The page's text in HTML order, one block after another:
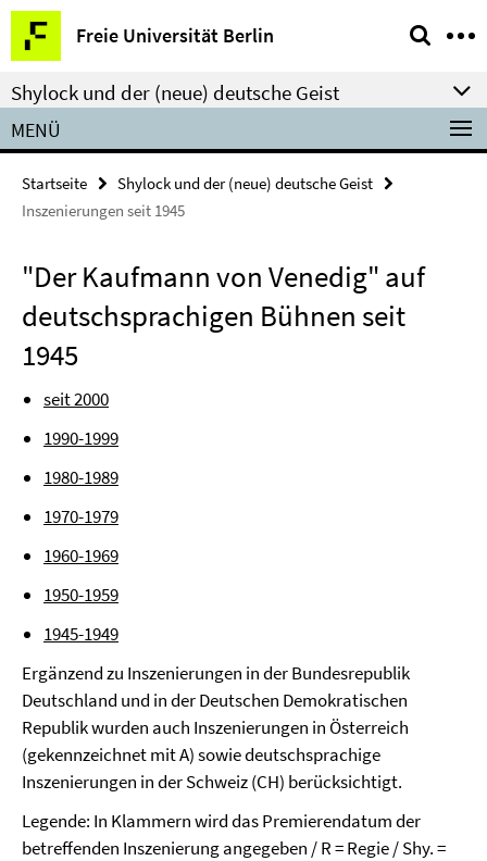
Springe
direkt
zu
Inhalt
Freie Universität Berlin
Service-
Navigation
Shylock und der (neue) deutsche Geist
MENÜ
Startseite
Shylock und der (neue) deutsche Geist
Inszenierungen seit 1945
"Der Kaufmann von Venedig" auf
deutschsprachigen Bühnen seit
1945
seit 2000
1990-1999
1980-1989
1970-1979
1960-1969
1950-1959
1945-1949
Ergänzend zu Inszenierungen in der Bundesrepublik
Deutschland und in der Deutschen Demokratischen
Republik wurden auch Inszenierungen in Österreich
(gekennzeichnet mit A) sowie deutschsprachige
Inszenierungen in der Schweiz (CH) berücksichtigt.
Legende: In Klammern wird das Premierendatum der
betreffenden Inszenierung angegeben / R = Regie / Shy. =